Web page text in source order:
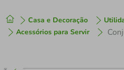
Casa e Decoração
Acessórios para Servir
1º tenis